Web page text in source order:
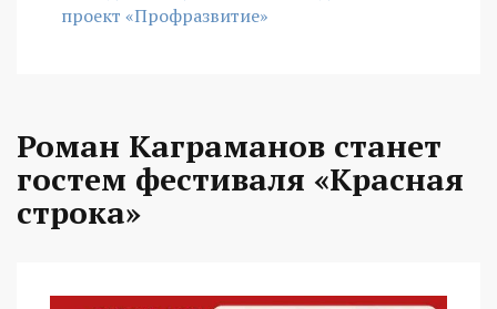
проект «Профразвитие»
Роман Каграманов станет
гостем фестиваля «Красная
строка»